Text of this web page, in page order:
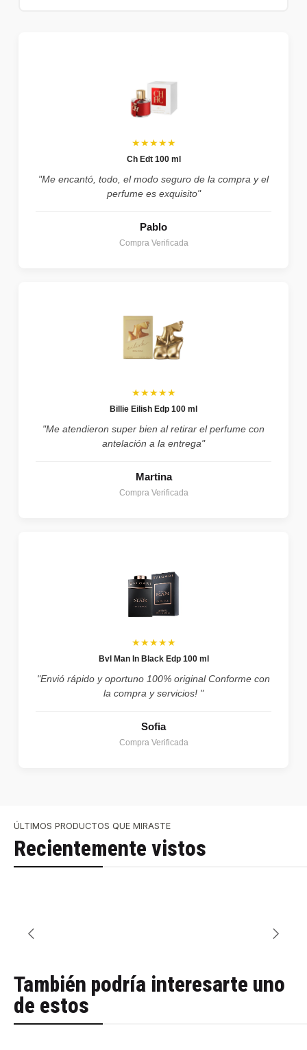
★★★★★
Ch Edt 100 ml
"Me encantó, todo, el modo seguro de la compra y el
perfume es exquisito"
Pablo
Compra Verificada
★★★★★
Billie Eilish Edp 100 ml
"Me atendieron super bien al retirar el perfume con
antelación a la entrega"
Martina
Compra Verificada
★★★★★
Bvl Man In Black Edp 100 ml
"Envió rápido y oportuno 100% original Conforme con
la compra y servicios! "
Sofia
Compra Verificada
ÚLTIMOS PRODUCTOS QUE MIRASTE
Recientemente vistos
También podría interesarte uno
de estos